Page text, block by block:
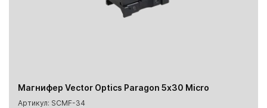
Магнифер Vector Optics Paragon 5х30 Micro
Артикул: SCMF-34